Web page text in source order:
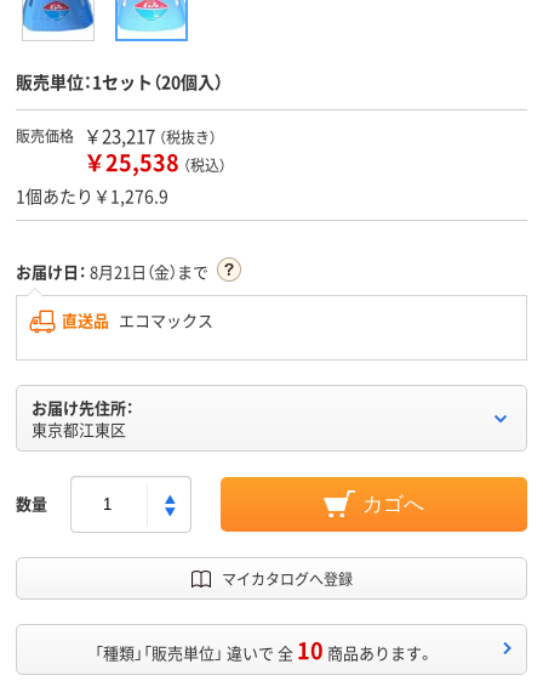
販売単位：1セット（20個入）
販売価格 ￥23,217 （税抜き）
￥25,538 （税込）
1個あたり￥1,276.9
お届け日： 8月21日（金）まで
直送品 エコマックス
お届け先住所：
東京都江東区
数量 カゴへ
マイカタログへ登録
「種類」「販売単位」 違いで 全 10 商品あります。